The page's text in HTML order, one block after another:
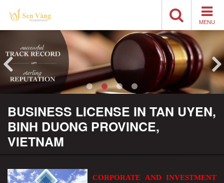
MENU
BUSINESS LICENSE IN TAN UYEN,
BINH DUONG PROVINCE,
VIETNAM
CORPORATE AND INVESTMENT